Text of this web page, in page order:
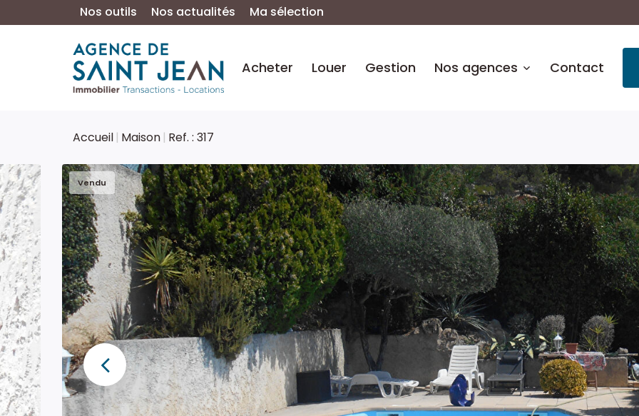
Nos outils Nos actualités Ma sélection
Acheter Louer Gestion Nos agences Contact
Accueil Maison Ref. : 317
Vendu